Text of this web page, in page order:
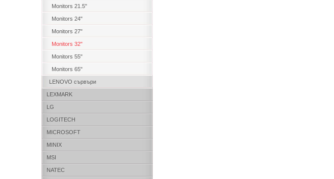
Monitors 21.5"
Monitors 24"
Monitors 27"
Monitors 32"
Monitors 55"
Monitors 65"
LENOVO сървъри
LEXMARK
LG
LOGITECH
MICROSOFT
MINIX
MSI
NATEC